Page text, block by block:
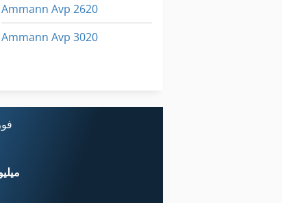
Ammann Avp 2620
Ammann Avp 3020
۱۱